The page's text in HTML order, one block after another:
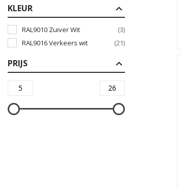
KLEUR
RAL9010 Zuiver Wit
(3)
RAL9016 Verkeers wit
(21)
PRIJS